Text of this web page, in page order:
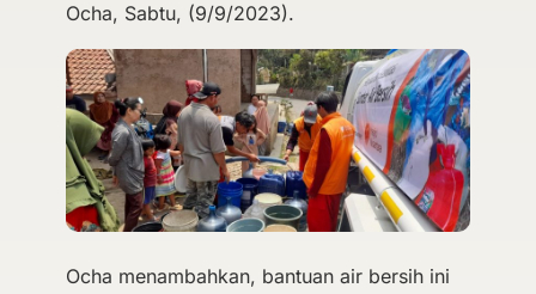
Ocha, Sabtu, (9/9/2023).
Ocha menambahkan, bantuan air bersih ini